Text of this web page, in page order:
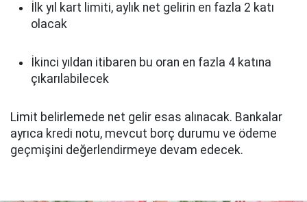
İlk yıl kart limiti, aylık net gelirin en fazla 2 katı
olacak
İkinci yıldan itibaren bu oran en fazla 4 katına
çıkarılabilecek
Limit belirlemede net gelir esas alınacak. Bankalar
ayrıca kredi notu, mevcut borç durumu ve ödeme
geçmişini değerlendirmeye devam edecek.